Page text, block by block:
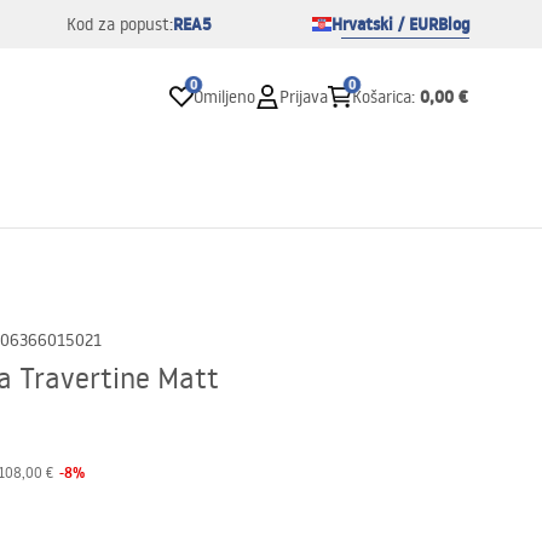
Kod za popust:REA5 Hrvatski / EURBlog
0
Omiljeno Prijava
0
Košarica: 0,00 €
Travertine Matt
€ -8%